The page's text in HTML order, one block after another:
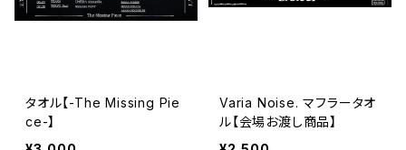
タオル【-The Missing Pie
ce-】
Varia Noise. マフラータオ
ル【会場お渡し商品】